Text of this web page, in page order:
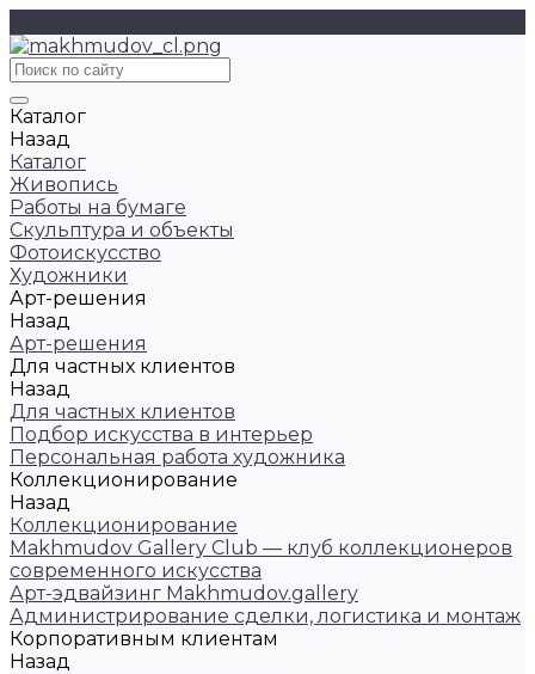
Каталог
Назад
Каталог
Живопись
Работы на бумаге
Скульптура и объекты
Фотоискусство
Художники
Арт-решения
Назад
Арт-решения
Для частных клиентов
Назад
Для частных клиентов
Подбор искусства в интерьер
Персональная работа художника
Коллекционирование
Назад
Коллекционирование
Makhmudov Gallery Club — клуб коллекционеров
современного искусства
Арт-эдвайзинг Makhmudov.gallery
Администрирование сделки, логистика и монтаж
Корпоративным клиентам
Назад